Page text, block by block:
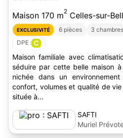
Maison 170 m2 Celles-sur-
EXCLUSIVITÉ 6 pièces 3 chambres
DPE : C
Maison familiale avec
séduire par cette belle maison
nichée dans un
confort, volumes et qualité de
située à...
SAFTI
Muriel